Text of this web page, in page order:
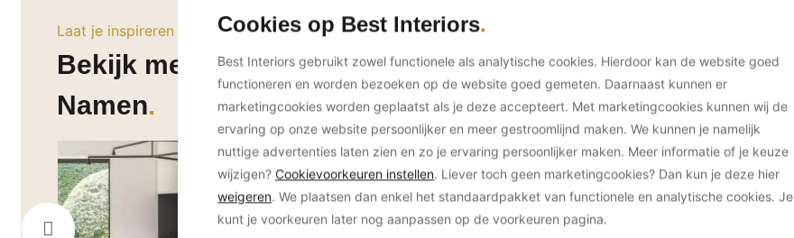
Laat je inspireren
Bekijk meer projecten van Ontwerpbureau Britt van
Namen
Cookies op Best Interiors
Best Interiors gebruikt zowel functionele als analytische cookies. Hierdoor kan de website goed
functioneren en worden bezoeken op de website goed gemeten. Daarnaast kunnen er
marketingcookies worden geplaatst als je deze accepteert. Met marketingcookies kunnen wij de
ervaring op onze website persoonlijker en meer gestroomlijnd maken. We kunnen je namelijk
nuttige advertenties laten zien en zo je ervaring persoonlijker maken. Meer informatie of je keuze
wijzigen? Cookievoorkeuren instellen. Liever toch geen marketingcookies? Dan kun je deze hier
weigeren. We plaatsen dan enkel het standaardpakket van functionele en analytische cookies. Je
kunt je voorkeuren later nog aanpassen op de voorkeuren pagina.